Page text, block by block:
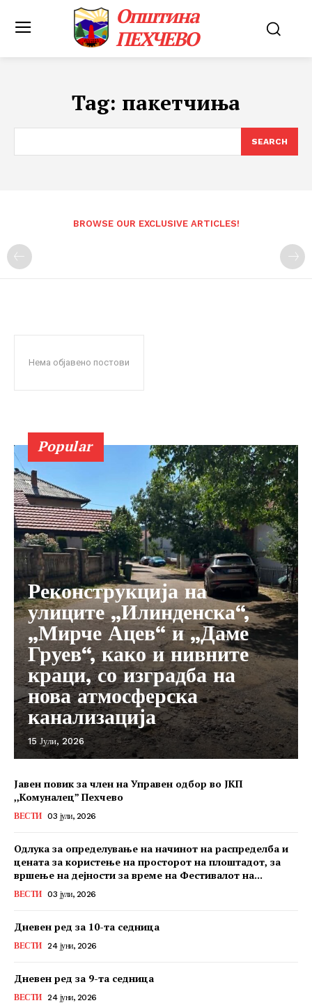
Општина
ПЕХЧЕВО
Tag: пакетчиња
SEARCH
BROWSE OUR EXCLUSIVE ARTICLES!
Нема објавено постови
Popular
Реконструкција на
улиците „Илинденска“,
„Мирче Ацев“ и „Даме
Груев“, како и нивните
краци, со изградба на
нова атмосферска
канализација
15 Јули, 2026
Јавен повик за член на Управен одбор во ЈКП
,,Комуналец” Пехчево
ВЕСТИ 03 јули, 2026
Одлука за определување на начинот на распределба и
цената за користење на просторот на плоштадот, за
вршење на дејности за време на Фестивалот на...
ВЕСТИ 03 јули, 2026
Дневен ред за 10-та седница
ВЕСТИ 24 јуни, 2026
Дневен ред за 9-та седница
ВЕСТИ 24 јуни, 2026